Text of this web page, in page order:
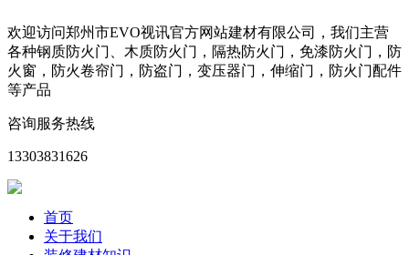
欢迎访问郑州市EVO视讯官方网站建材有限公司，我们主营
各种钢质防火门、木质防火门，隔热防火门，免漆防火门，防
火窗，防火卷帘门，防盗门，变压器门，伸缩门，防火门配件
等产品
咨询服务热线
13303831626
首页
关于我们